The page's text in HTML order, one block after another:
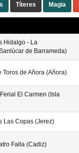
Títeres Magia
Hidalgo - La
de Barrameda)
Toros de Añora (Añora)
El Carmen (Isla
Las Copas (Jerez)
Falla (Cadiz)